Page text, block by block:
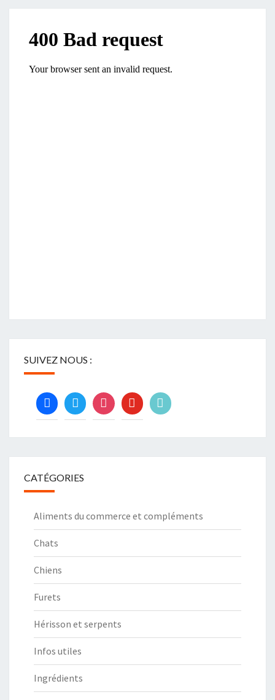
SUIVEZ NOUS :
facebooktwitterinstagramyoutubetiktok
CATÉGORIES
Aliments du commerce et compléments
Chats
Chiens
Furets
Hérisson et serpents
Infos utiles
Ingrédients